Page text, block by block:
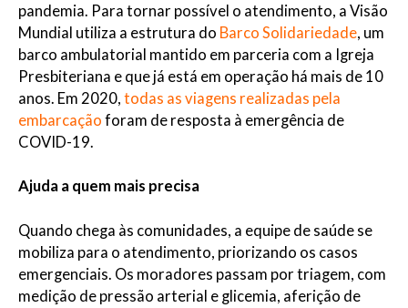
pandemia. Para tornar possível o atendimento, a Visão
Mundial utiliza a estrutura do Barco Solidariedade, um
barco ambulatorial mantido em parceria com a Igreja
Presbiteriana e que já está em operação há mais de 10
anos. Em 2020, todas as viagens realizadas pela
embarcação foram de resposta à emergência de
COVID-19.
Ajuda a quem mais precisa
Quando chega às comunidades, a equipe de saúde se
mobiliza para o atendimento, priorizando os casos
emergenciais. Os moradores passam por triagem, com
medição de pressão arterial e glicemia, aferição de